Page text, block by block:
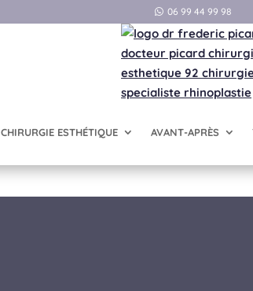
06 99 44 99 98
CHIRURGIE ESTHÉTIQUE AVANT-APRÈS